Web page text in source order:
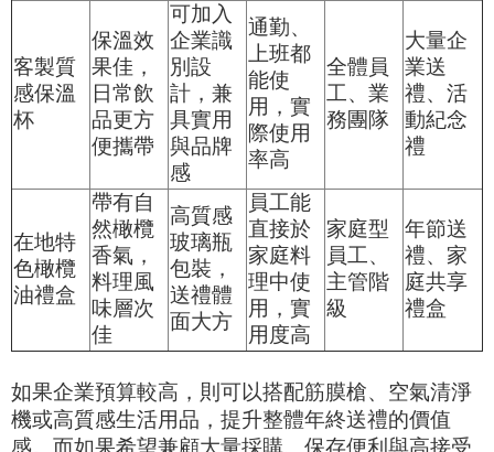
客製質
感保溫
杯
保溫效
果佳，
日常飲
品更方
便攜帶
可加入
企業識
別設
計，兼
具實用
與品牌
感
通勤、
上班都
能使
用，實
際使用
率高
全體員
工、業
務團隊
大量企
業送
禮、活
動紀念
禮
在地特
色橄欖
油禮盒
帶有自
然橄欖
香氣，
料理風
味層次
佳
高質感
玻璃瓶
包裝，
送禮體
面大方
員工能
直接於
家庭料
理中使
用，實
用度高
家庭型
員工、
主管階
級
年節送
禮、家
庭共享
禮盒
如果企業預算較高，則可以搭配筋膜槍、空氣清淨
機或高質感生活用品，提升整體年終送禮的價值
感。而如果希望兼顧大量採購、保存便利與高接受